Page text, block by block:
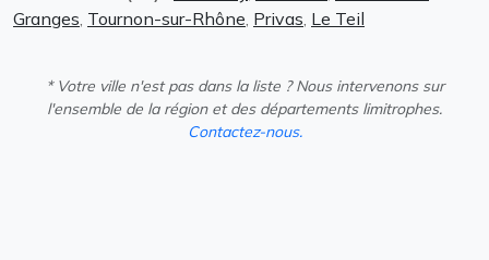
Granges Tournon-sur-Rhône Privas Le Teil
* Votre ville n'est pas dans la liste ? Nous intervenons sur
l'ensemble de la région et des départements limitrophes.
Contactez-nous.